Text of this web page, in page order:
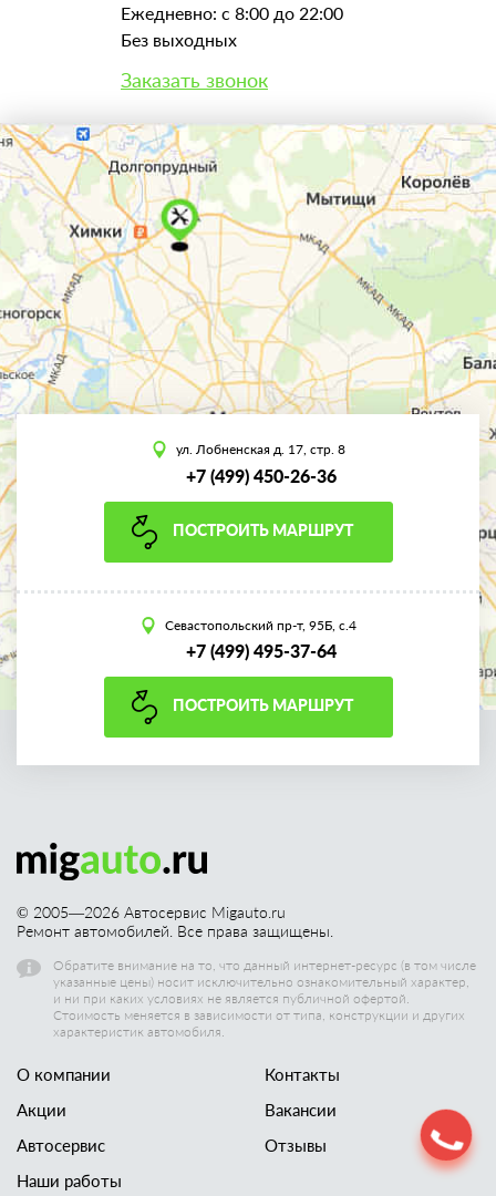
Ежедневно: с 8:00 до 22:00
Без выходных
Заказать звонок
ул. Лобненская д. 17, стр. 8
+7 (499) 450-26-36
ПОСТРОИТЬ МАРШРУТ
Севастопольский пр-т, 95Б, с.4
+7 (499) 495-37-64
ПОСТРОИТЬ МАРШРУТ
© 2005—2026 Автосервис Migauto.ru
Ремонт автомобилей. Все права защищены.
Обратите внимание на то, что данный интернет-ресурс (в том числе
указанные цены) носит исключительно ознакомительный характер,
и ни при каких условиях не является публичной офертой.
Стоимость меняется в зависимости от типа, конструкции и других
характеристик автомобиля.
О компании
Акции
Автосервис
Наши работы
Контакты
Вакансии
Отзывы